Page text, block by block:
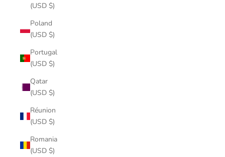
(USD $)
Poland
(USD $)
Portugal
(USD $)
Qatar
(USD $)
Réunion
(USD $)
Romania
(USD $)